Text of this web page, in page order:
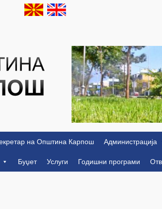
на Општина Карпош Администрација
Буџет Услуги Годишни програми